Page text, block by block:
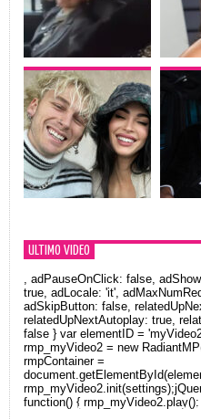
ULTIMO VIDEO
Orlando Bloom e la t-shirt
, adPauseOnClick: false,
true, adLocale: 'it',
adSkipButton: false,
relatedUpNextAutoplay: true,
false } var elementID =
rmp_myVideo2 = new
rmpContainer =
function() { rmp_myVideo2.play();